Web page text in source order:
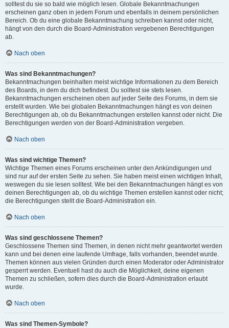
solltest du sie so bald wie möglich lesen. Globale Bekanntmachungen
erscheinen ganz oben in jedem Forum und ebenfalls in deinem persönlichen
Bereich. Ob du eine globale Bekanntmachung schreiben kannst oder nicht,
hängt von den durch die Board-Administration vergebenen Berechtigungen
ab.
Nach oben
Was sind Bekanntmachungen?
Bekanntmachungen beinhalten meist wichtige Informationen zu dem Bereich
des Boards, in dem du dich befindest. Du solltest sie stets lesen.
Bekanntmachungen erscheinen oben auf jeder Seite des Forums, in dem sie
erstellt wurden. Wie bei globalen Bekanntmachungen hängt es von deinen
Berechtigungen ab, ob du Bekanntmachungen erstellen kannst oder nicht. Die
Berechtigungen werden von der Board-Administration vergeben.
Nach oben
Was sind wichtige Themen?
Wichtige Themen eines Forums erscheinen unter den Ankündigungen und
sind nur auf der ersten Seite zu sehen. Sie haben meist einen wichtigen Inhalt,
weswegen du sie lesen solltest. Wie bei den Bekanntmachungen hängt es von
deinen Berechtigungen ab, ob du wichtige Themen erstellen kannst oder nicht;
die Berechtigungen stellt die Board-Administration ein.
Nach oben
Was sind geschlossene Themen?
Geschlossene Themen sind Themen, in denen nicht mehr geantwortet werden
kann und bei denen eine laufende Umfrage, falls vorhanden, beendet wurde.
Themen können aus vielen Gründen durch einen Moderator oder Administrator
gesperrt werden. Eventuell hast du auch die Möglichkeit, deine eigenen
Themen zu schließen, sofern dies durch die Board-Administration erlaubt
wurde.
Nach oben
Was sind Themen-Symbole?